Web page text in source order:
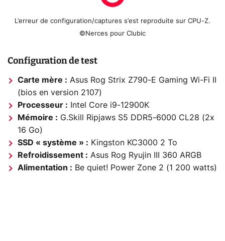
L’erreur de configuration/captures s’est reproduite sur CPU-Z.
©Nerces pour Clubic
Configuration de test
Carte mère : Asus Rog Strix Z790-E Gaming Wi-Fi II
(bios en version 2107)
Processeur : Intel Core i9-12900K
Mémoire : G.Skill Ripjaws S5 DDR5-6000 CL28 (2x
16 Go)
SSD « système » : Kingston KC3000 2 To
Refroidissement : Asus Rog Ryujin III 360 ARGB
Alimentation : Be quiet! Power Zone 2 (1 200 watts)